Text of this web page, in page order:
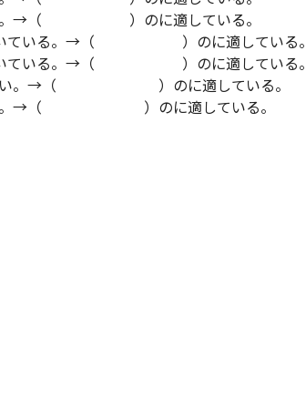
。→（ ）のに適している。
ている。→（ ）のに適している。
ている。→（ ）のに適している。
い。→（ ）のに適している。
。→（ ）のに適している。